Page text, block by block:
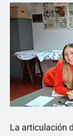
La articulación